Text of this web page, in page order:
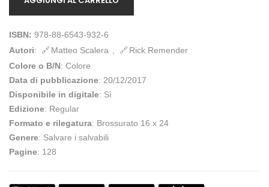
ISBN: 978-88-6543-932-6
Autori: Matteo Scalera ,
Rick Remender
Colore o B/N: Colore
Data di pubblicazione: 20/12/2017
Disponibile in digitale: Sì
Edizione: Regular
Formato e rilegatura: Brossurato 16 x 24
Genere: Salvare i salvabili
Pagine: 128